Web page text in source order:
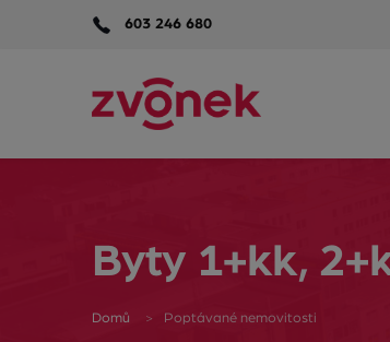
603 246 680
Byty 1+kk,
Domů Poptávané nemovitosti